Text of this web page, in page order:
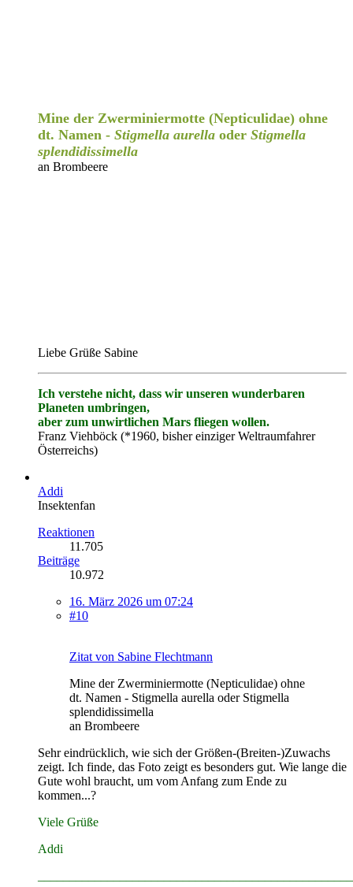
Mine der Zwerminiermotte (Nepticulidae) ohne
dt. Namen - Stigmella aurella oder Stigmella
splendidissimella
an Brombeere
Liebe Grüße Sabine
Ich verstehe nicht, dass wir unseren wunderbaren
Planeten umbringen,
aber zum unwirtlichen Mars fliegen wollen.
Franz Viehböck (*1960, bisher einziger Weltraumfahrer
Österreichs)
Addi
Insektenfan
Reaktionen
11.705
Beiträge
10.972
16. März 2026 um 07:24
#10
Zitat von Sabine Flechtmann
Mine der Zwerminiermotte (Nepticulidae) ohne
dt. Namen - Stigmella aurella oder Stigmella
splendidissimella
an Brombeere
Sehr eindrücklich, wie sich der Größen-(Breiten-)Zuwachs
zeigt. Ich finde, das Foto zeigt es besonders gut. Wie lange die
Gute wohl braucht, um vom Anfang zum Ende zu
kommen...?
Viele Grüße
Addi